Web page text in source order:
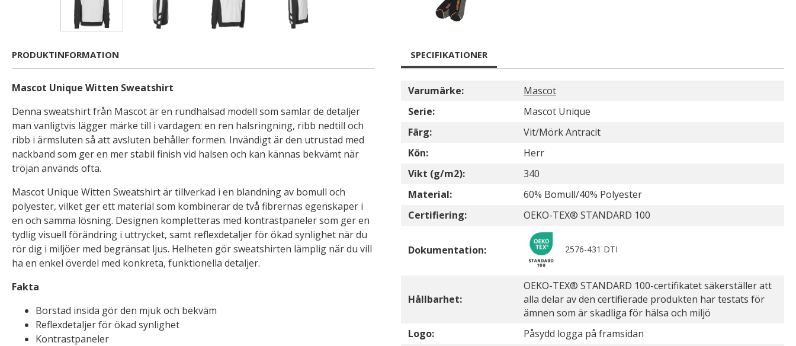
PRODUKTINFORMATION
Mascot Unique Witten Sweatshirt
Denna sweatshirt från Mascot är en rundhalsad modell som samlar de detaljer
man vanligtvis lägger märke till i vardagen: en ren halsringning, ribb nedtill och
ribb i ärmsluten så att avsluten behåller formen. Invändigt är den utrustad med
nackband som ger en mer stabil finish vid halsen och kan kännas bekvämt när
tröjan används ofta.
Mascot Unique Witten Sweatshirt är tillverkad i en blandning av bomull och
polyester, vilket ger ett material som kombinerar de två fibrernas egenskaper i
en och samma lösning. Designen kompletteras med kontrastpaneler som ger en
tydlig visuell förändring i uttrycket, samt reflexdetaljer för ökad synlighet när du
rör dig i miljöer med begränsat ljus. Helheten gör sweatshirten lämplig när du vill
ha en enkel överdel med konkreta, funktionella detaljer.
Fakta
Borstad insida gör den mjuk och bekväm
Reflexdetaljer för ökad synlighet
Kontrastpaneler
SPECIFIKATIONER
Varumärke:
Mascot
Serie:
Mascot Unique
Färg:
Vit/Mörk Antracit
Kön:
Herr
Vikt (g/m2):
340
Material:
60% Bomull/40% Polyester
Certifiering:
OEKO-TEX® STANDARD 100
Dokumentation: 2576-431 DTI
Hållbarhet:
OEKO-TEX® STANDARD 100-certifikatet säkerställer att
alla delar av den certifierade produkten har testats för
ämnen som är skadliga för hälsa och miljö
Logo:
Påsydd logga på framsidan